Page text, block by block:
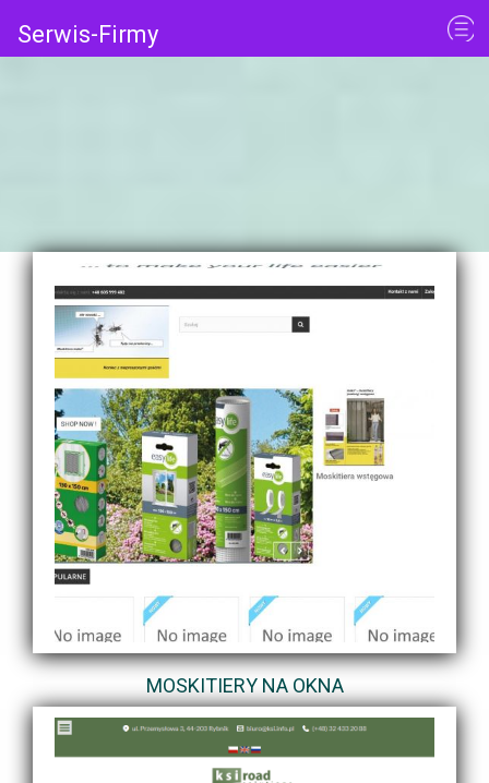
Serwis-Firmy
MOSKITIERY NA OKNA